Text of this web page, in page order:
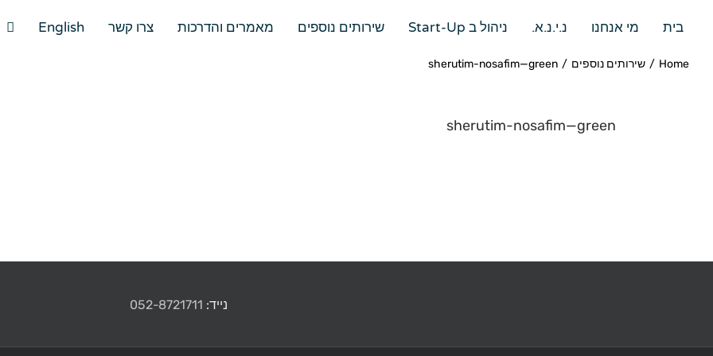
בית מי אנחנו נ.י.נ.א. ניהול ב Start-Up שירותים נוספים מאמרים והדרכות צרו קשר English
Home
/ שירותים נוספים /
sherutim-nosafim—green
sherutim-nosafim—green
נייד: 052-8721711